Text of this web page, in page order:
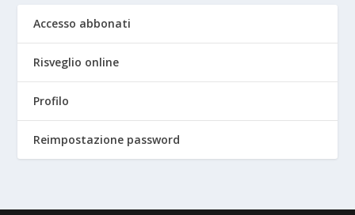
Accesso abbonati
Risveglio online
Profilo
Reimpostazione password